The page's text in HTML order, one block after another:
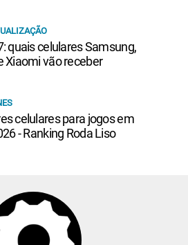
quais celulares Samsung,
Xiaomi vão receber
celulares para jogos em
- Ranking Roda Liso